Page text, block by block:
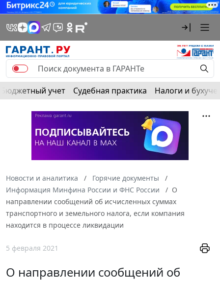
Бюджетный учет Судебная практика Налоги и
Новости и аналитика
Горячие документы
Информация Минфина России и ФНС России
О
направлении сообщений об исчисленных суммах
транспортного и земельного налога, если компания
находится в процессе ликвидации
5 февраля 2021
О направлении сообщений об